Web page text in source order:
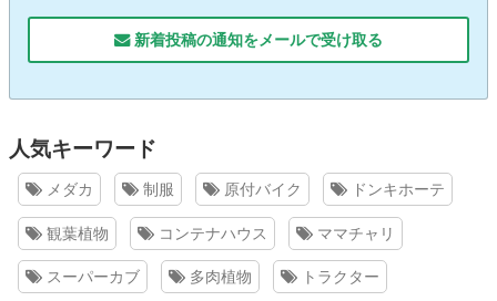
新着投稿の通知をメールで受け取る
人気キーワード
メダカ 制服 原付バイク ドンキホーテ
観葉植物 コンテナハウス ママチャリ
スーパーカブ 多肉植物 トラクター